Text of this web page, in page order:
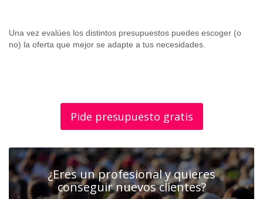
Una vez evalúes los distintos presupuestos puedes escoger (o
no) la oferta que mejor se adapte a tus necesidades.
Pide presupuesto gratis
¿Eres un profesional y quieres
conseguir nuevos clientes?